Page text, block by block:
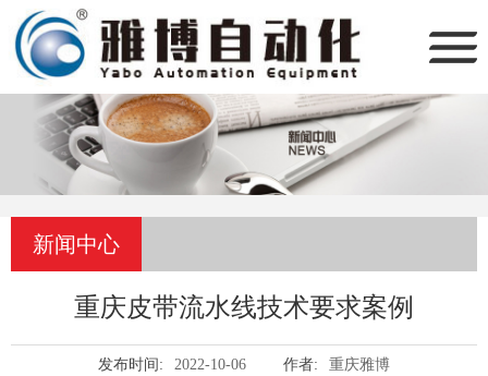
新闻中心
重庆皮带流水线技术要求案例
发布时间: 2022-10-06 作者: 重庆雅博